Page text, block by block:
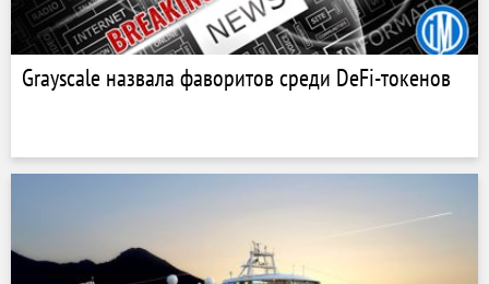
Grayscale назвала фаворитов среди DeFi-токенов